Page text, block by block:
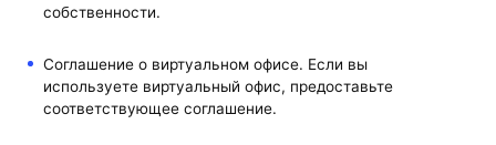
собственности.
Соглашение о виртуальном офисе. Если вы
используете виртуальный офис, предоставьте
соответствующее соглашение.